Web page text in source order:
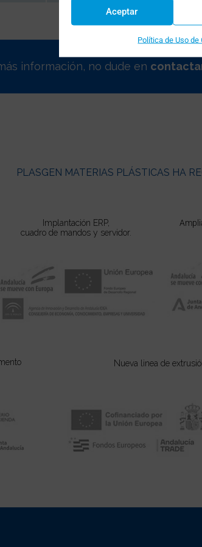
Aceptar
Política de Uso de
información, no dude en
PLASGEN MATERIAS PLÁSTICAS HA
Implantación ERP,
cuadro de mandos y servidor.
Nueva linea de